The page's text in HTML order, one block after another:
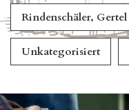
Rindenschäler, Gertel
Unkategorisiert